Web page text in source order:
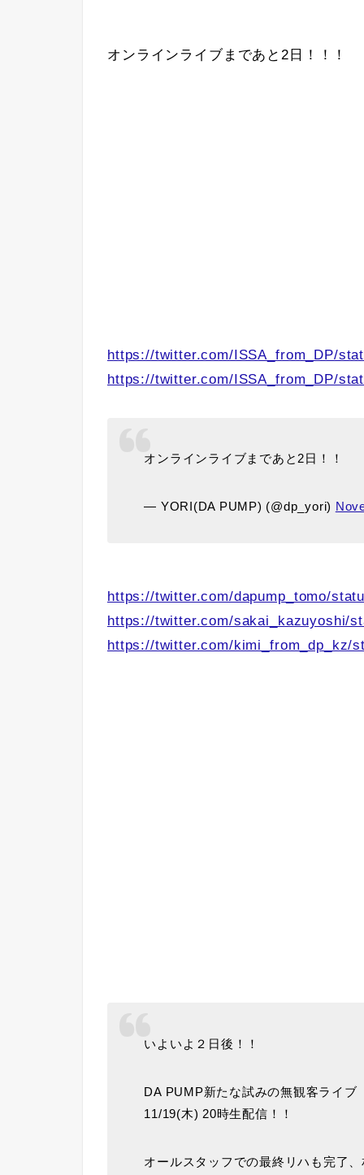
オンラインライブまであと2日！！！
https://twitter.com/ISSA_from_DP/
https://twitter.com/ISSA_from_DP/
オンラインライブまであと2日！！
— YORI(DA PUMP) (@dp_yori)
https://twitter.com/dapump_tomo/
https://twitter.com/sakai_kazuyoshi/
https://twitter.com/kimi_from_dp_kz/
いよいよ２日後！！
DA PUMP新たな試みの無観客ライ
11/19(木) 20時生配信！！
オールスタッフでの最終リハも完了